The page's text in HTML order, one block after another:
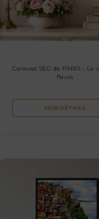
Canevas SEG de PARIS – Le
fleurs
VOIR DÉTAILS